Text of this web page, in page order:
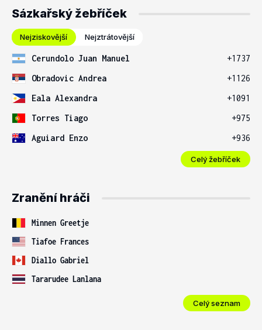
Sázkařský žebříček
Nejziskovější Nejztrátovější
Cerundolo Juan Manuel
+1737
Obradovic Andrea
+1126
Eala Alexandra
+1091
Torres Tiago
+975
Aguiard Enzo
+936
Celý žebříček
Zranění hráči
Minnen Greetje
Tiafoe Frances
Diallo Gabriel
Tararudee Lanlana
Celý seznam